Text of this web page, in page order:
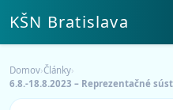
KŠN Bratislava
Domov›Články›
6.8.-18.8.2023 – Reprezentačné